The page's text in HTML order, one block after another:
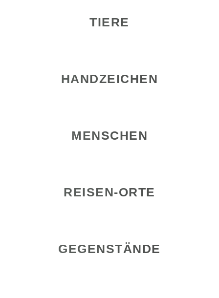
TIERE
HANDZEICHEN
MENSCHEN
REISEN-ORTE
GEGENSTÄNDE